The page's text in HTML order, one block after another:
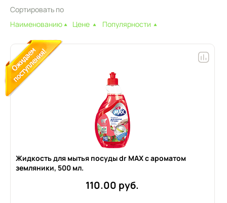
Сортировать по
Наименованию
Цене Популярности
Жидкость для мытья посуды dr MAX с ароматом
земляники, 500 мл.
110.00 руб.